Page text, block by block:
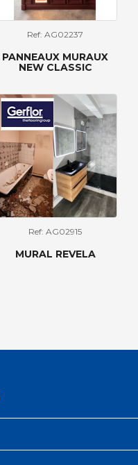
Ref: AG02237
PANNEAUX MURAUX
NEW CLASSIC
Ref: AG02915
MURAL REVELA